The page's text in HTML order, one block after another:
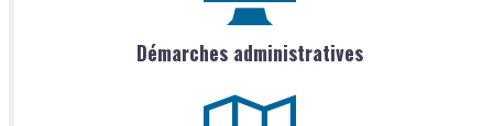
Démarches administratives